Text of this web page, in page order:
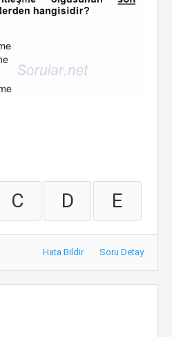
C D E
Hata Bildir Soru Detay